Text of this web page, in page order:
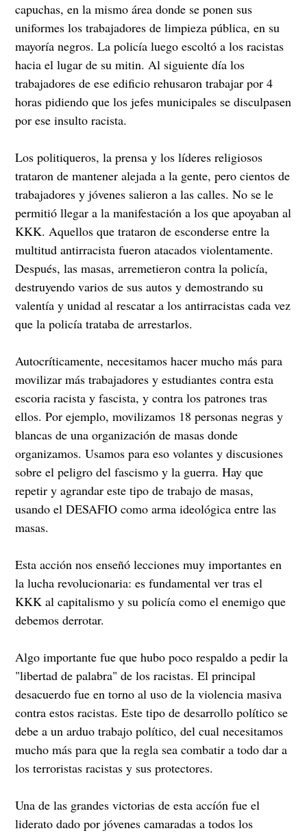
capuchas, en la mismo área donde se ponen sus
uniformes los trabajadores de limpieza pública, en su
mayoría negros. La policía luego escoltó a los racistas
hacia el lugar de su mitin. Al siguiente día los
trabajadores de ese edificio rehusaron trabajar por 4
horas pidiendo que los jefes municipales se disculpasen
por ese insulto racista.
Los politiqueros, la prensa y los líderes religiosos
trataron de mantener alejada a la gente, pero cientos de
trabajadores y jóvenes salieron a las calles. No se le
permitió llegar a la manifestación a los que apoyaban al
KKK. Aquellos que trataron de esconderse entre la
multitud antirracista fueron atacados violentamente.
Después, las masas, arremetieron contra la policía,
destruyendo varios de sus autos y demostrando su
valentía y unidad al rescatar a los antirracistas cada vez
que la policía trataba de arrestarlos.
Autocríticamente, necesitamos hacer mucho más para
movilizar más trabajadores y estudiantes contra esta
escoria racista y fascista, y contra los patrones tras
ellos. Por ejemplo, movilizamos 18 personas negras y
blancas de una organización de masas donde
organizamos. Usamos para eso volantes y discusiones
sobre el peligro del fascismo y la guerra. Hay que
repetir y agrandar este tipo de trabajo de masas,
usando el DESAFIO como arma ideológica entre las
masas.
Esta acción nos enseñó lecciones muy importantes en
la lucha revolucionaria: es fundamental ver tras el
KKK al capitalismo y su policía como el enemigo que
debemos derrotar.
Algo importante fue que hubo poco respaldo a pedir la
"libertad de palabra" de los racistas. El principal
desacuerdo fue en torno al uso de la violencia masiva
contra estos racistas. Este tipo de desarrollo político se
debe a un arduo trabajo político, del cual necesitamos
mucho más para que la regla sea combatir a todo dar a
los terroristas racistas y sus protectores.
Una de las grandes victorias de esta accíón fue el
liderato dado por jóvenes camaradas a todos los